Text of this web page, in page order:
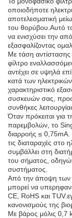
οποιοδήποτε
αποτελεσματική
του θορύβου.Αυτό το
να ενισχύσει την
εξασφαλίζοντας
Με τάση
φίλτρο
αντέχει σε υψηλά
κατά των
χαρακτηριστικό
συσκευών σας,
συνθήκες
Όταν πρόκειται για
παρεμβολών, το
διαρροής ≤ 0,75mA.
τις διαταραχές στο
συμβάλλει στη
του σήματος,
συστήματος.
Από την άποψη των
μπορεί να
CE, RoHS και
κανονισμούς της
Με βάρος μόλις 0,7